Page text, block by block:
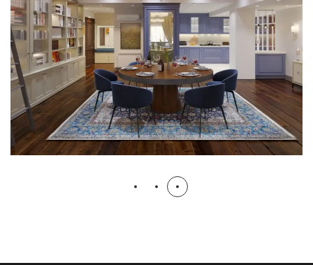
پروژه داخلی الهیه
دپارتمان طراحی طراحی داخلی